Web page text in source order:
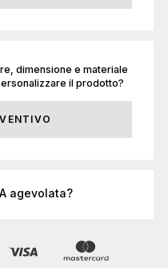
dimensione e materiale
il prodotto?
agevolata?